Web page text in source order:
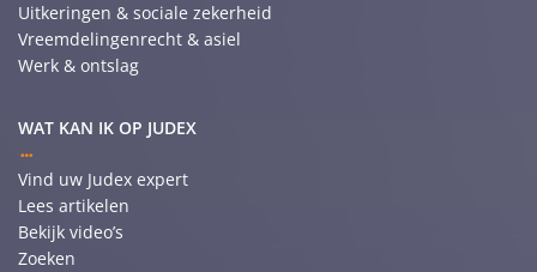
Uitkeringen & sociale zekerheid
Vreemdelingenrecht & asiel
Werk & ontslag
WAT KAN IK OP JUDEX
Vind uw Judex expert
Lees artikelen
Bekijk video’s
Zoeken